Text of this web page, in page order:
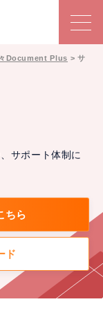
Document Plus > サ
サポート体制に
ちら
ド